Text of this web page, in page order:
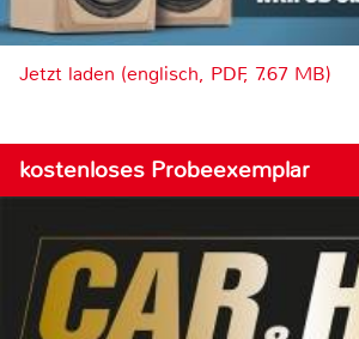
Jetzt laden (englisch, PDF, 7.67 MB)
kostenloses Probeexemplar